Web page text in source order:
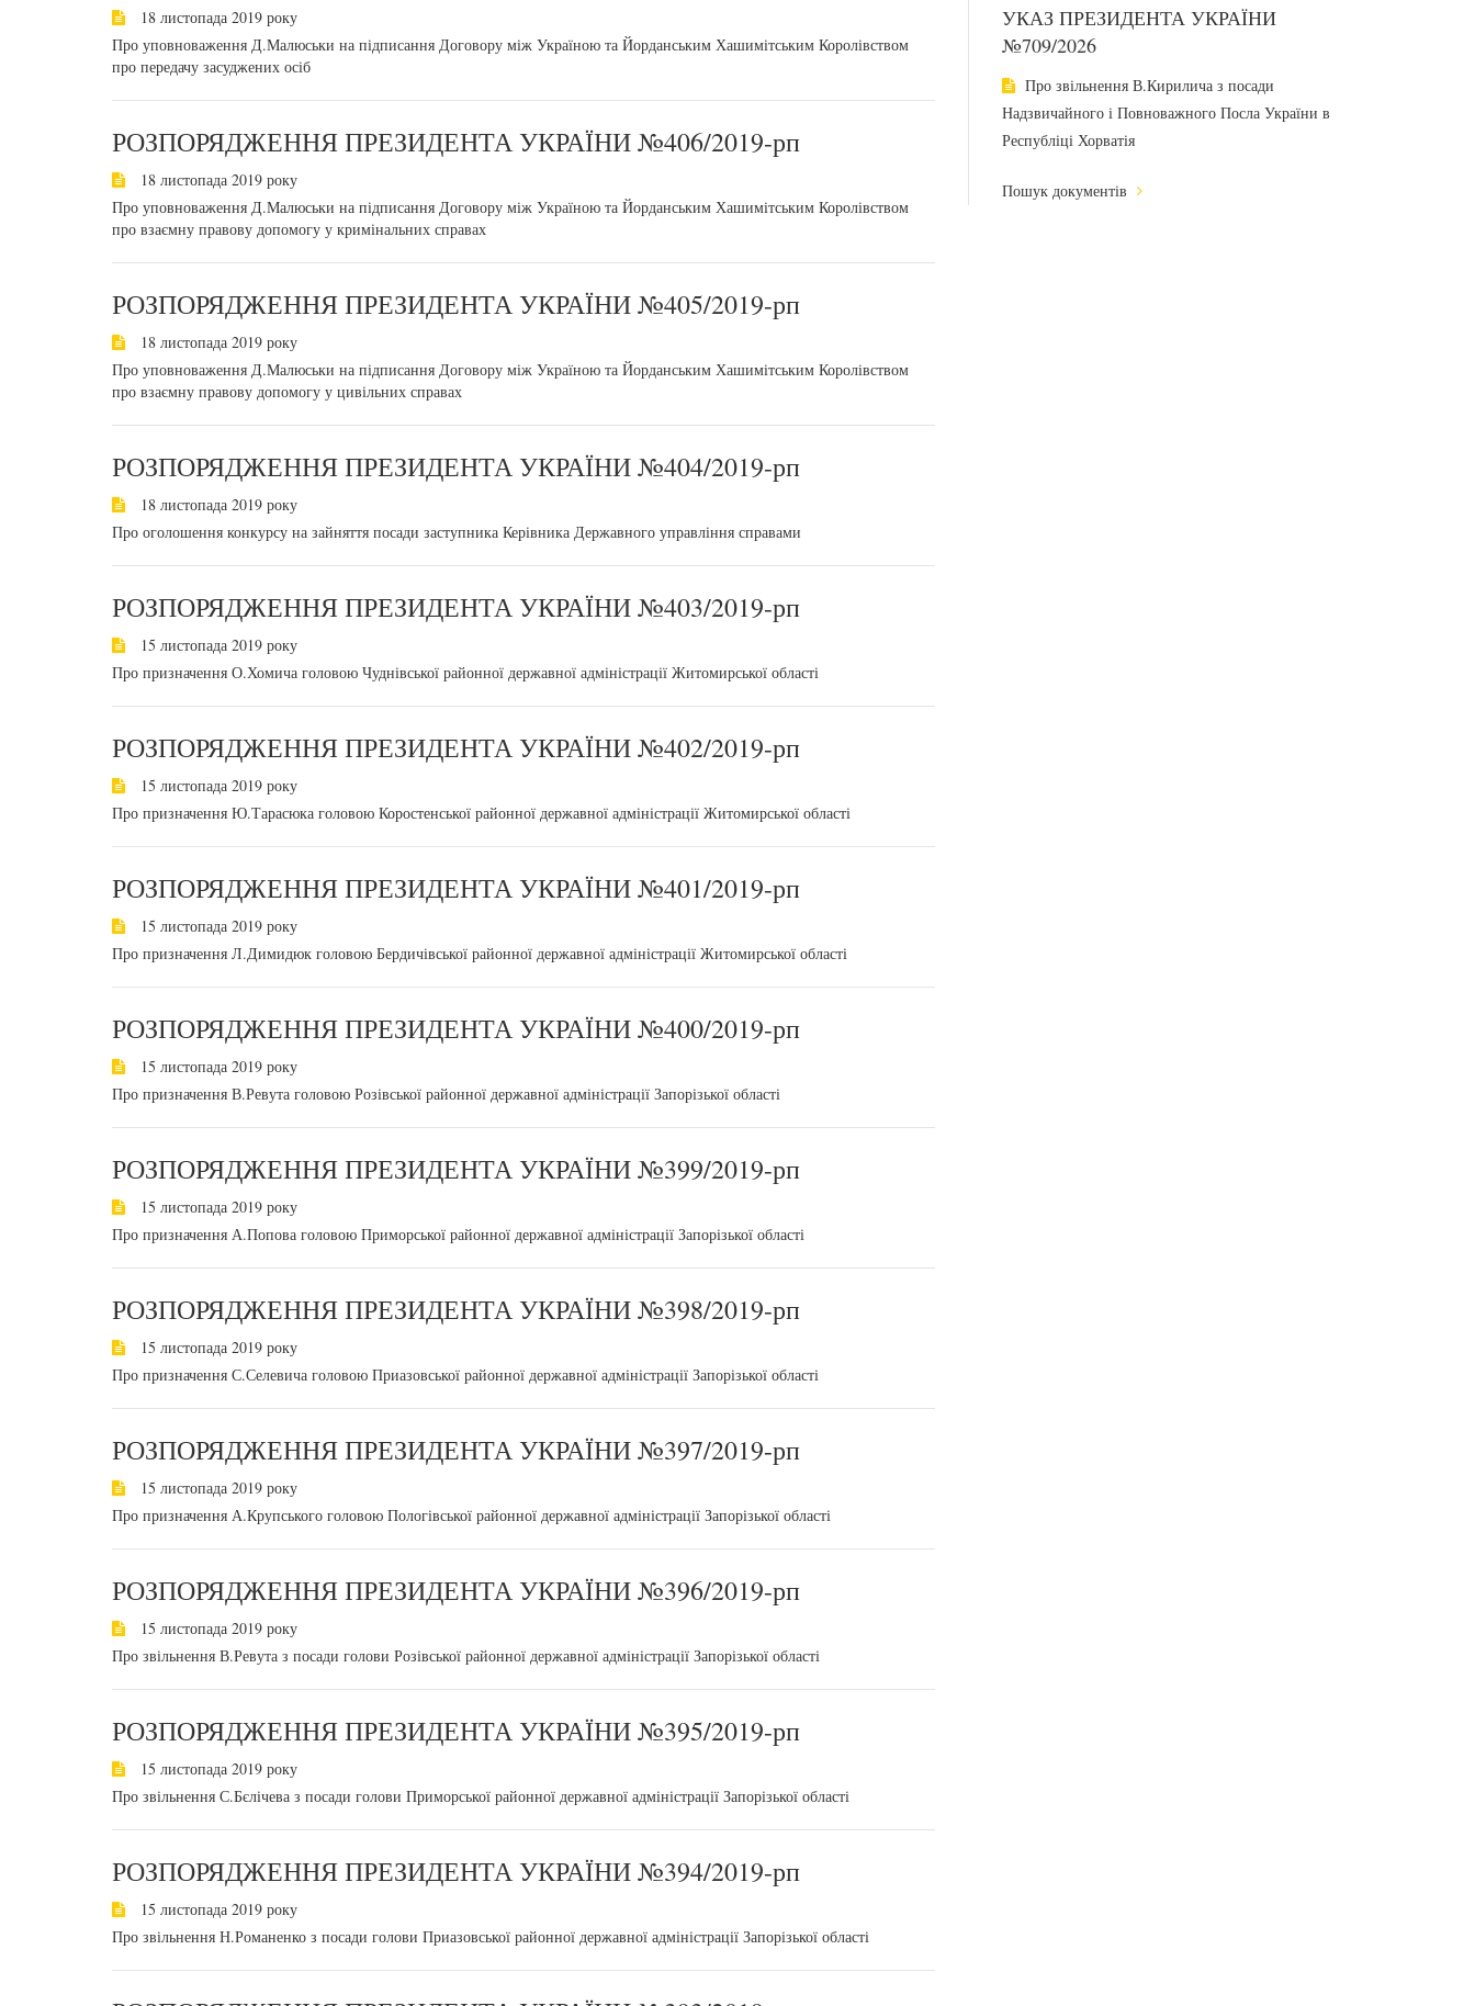
УКАЗ ПРЕЗИДЕНТА УКРАЇНИ
№709/2026
Про звільнення В.Кирилича з посади
Надзвичайного і Повноважного Посла України в
Республіці Хорватія
Пошук документів
18 листопада 2019 року
Про уповноваження Д.Малюськи на підписання Договору між Україною та Йорданським Хашимітським Королівством
про передачу засуджених осіб
РОЗПОРЯДЖЕННЯ ПРЕЗИДЕНТА УКРАЇНИ №406/2019-рп
18 листопада 2019 року
Про уповноваження Д.Малюськи на підписання Договору між Україною та Йорданським Хашимітським Королівством
про взаємну правову допомогу у кримінальних справах
РОЗПОРЯДЖЕННЯ ПРЕЗИДЕНТА УКРАЇНИ №405/2019-рп
18 листопада 2019 року
Про уповноваження Д.Малюськи на підписання Договору між Україною та Йорданським Хашимітським Королівством
про взаємну правову допомогу у цивільних справах
РОЗПОРЯДЖЕННЯ ПРЕЗИДЕНТА УКРАЇНИ №404/2019-рп
18 листопада 2019 року
Про оголошення конкурсу на зайняття посади заступника Керівника Державного управління справами
РОЗПОРЯДЖЕННЯ ПРЕЗИДЕНТА УКРАЇНИ №403/2019-рп
15 листопада 2019 року
Про призначення О.Хомича головою Чуднівської районної державної адміністрації Житомирської області
РОЗПОРЯДЖЕННЯ ПРЕЗИДЕНТА УКРАЇНИ №402/2019-рп
15 листопада 2019 року
Про призначення Ю.Тарасюка головою Коростенської районної державної адміністрації Житомирської області
РОЗПОРЯДЖЕННЯ ПРЕЗИДЕНТА УКРАЇНИ №401/2019-рп
15 листопада 2019 року
Про призначення Л.Димидюк головою Бердичівської районної державної адміністрації Житомирської області
РОЗПОРЯДЖЕННЯ ПРЕЗИДЕНТА УКРАЇНИ №400/2019-рп
15 листопада 2019 року
Про призначення В.Ревута головою Розівської районної державної адміністрації Запорізької області
РОЗПОРЯДЖЕННЯ ПРЕЗИДЕНТА УКРАЇНИ №399/2019-рп
15 листопада 2019 року
Про призначення А.Попова головою Приморської районної державної адміністрації Запорізької області
РОЗПОРЯДЖЕННЯ ПРЕЗИДЕНТА УКРАЇНИ №398/2019-рп
15 листопада 2019 року
Про призначення С.Селевича головою Приазовської районної державної адміністрації Запорізької області
РОЗПОРЯДЖЕННЯ ПРЕЗИДЕНТА УКРАЇНИ №397/2019-рп
15 листопада 2019 року
Про призначення А.Крупського головою Пологівської районної державної адміністрації Запорізької області
РОЗПОРЯДЖЕННЯ ПРЕЗИДЕНТА УКРАЇНИ №396/2019-рп
15 листопада 2019 року
Про звільнення В.Ревута з посади голови Розівської районної державної адміністрації Запорізької області
РОЗПОРЯДЖЕННЯ ПРЕЗИДЕНТА УКРАЇНИ №395/2019-рп
15 листопада 2019 року
Про звільнення С.Бєлічева з посади голови Приморської районної державної адміністрації Запорізької області
РОЗПОРЯДЖЕННЯ ПРЕЗИДЕНТА УКРАЇНИ №394/2019-рп
15 листопада 2019 року
Про звільнення Н.Романенко з посади голови Приазовської районної державної адміністрації Запорізької області